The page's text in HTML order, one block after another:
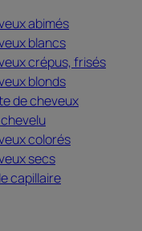
abimés
blancs
crépus, frisés
blonds
de cheveux
colorés
secs
capillaire